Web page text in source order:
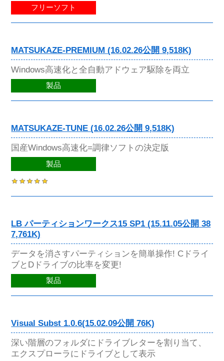
フリーソフト
MATSUKAZE-PREMIUM (16.02.26公開 9,518K)
Windows高速化と全自動アドウェア駆除を両立
製品
MATSUKAZE-TUNE (16.02.26公開 9,518K)
国産Windows高速化=調律ソフトの決定版
製品
LB パーティションワークス15 SP1 (15.11.05公開 38
7,761K)
データを消さすパーティションを簡単操作! Cドライ
ブとDドライブの比率を変更!
製品
Visual Subst 1.0.6(15.02.09公開 76K)
深い階層のフォルダにドライブレターを割り当て、
エクスプローラにドライブとして表示